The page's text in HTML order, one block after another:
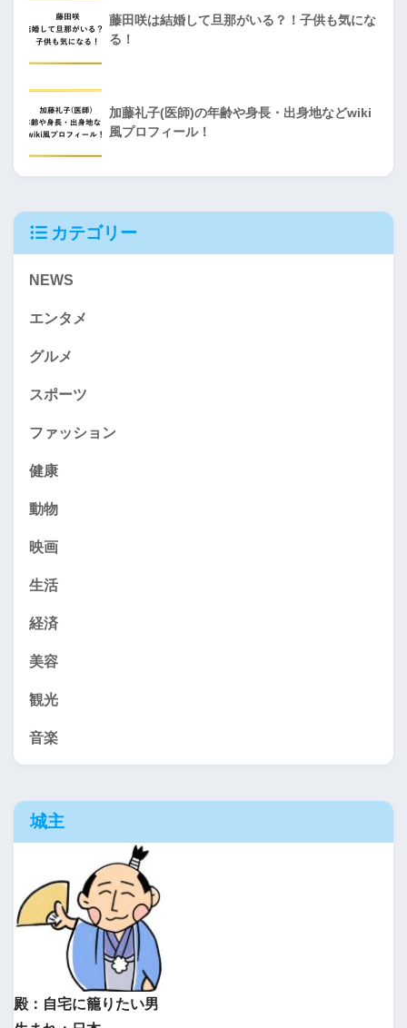
藤田咲は結婚して旦那がいる？！子供も気にな
る！
加藤礼子(医師)の年齢や身長・出身地などwiki
風プロフィール！
カテゴリー
NEWS
エンタメ
グルメ
スポーツ
ファッション
健康
動物
映画
生活
経済
美容
観光
音楽
城主
殿：自宅に籠りたい男